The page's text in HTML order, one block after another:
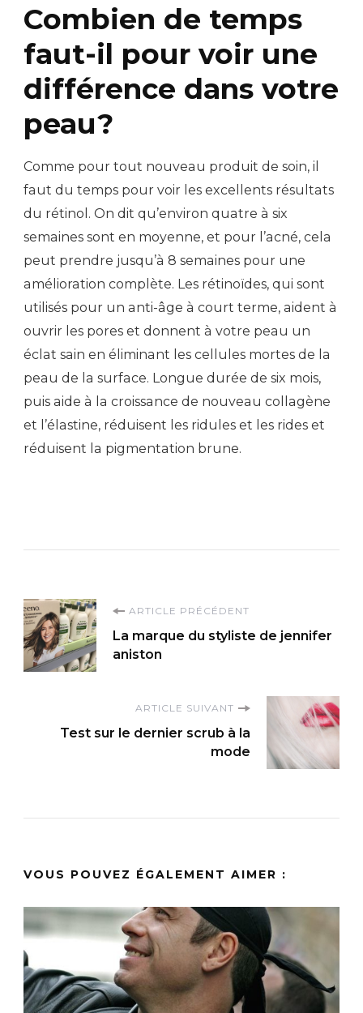
Combien de temps
faut-il pour voir une
différence dans votre
peau?
Comme pour tout nouveau produit de soin, il
faut du temps pour voir les excellents résultats
du rétinol. On dit qu’environ quatre à six
semaines sont en moyenne, et pour l’acné, cela
peut prendre jusqu’à 8 semaines pour une
amélioration complète. Les rétinoïdes, qui sont
utilisés pour un anti-âge à court terme, aident à
ouvrir les pores et donnent à votre peau un
éclat sain en éliminant les cellules mortes de la
peau de la surface. Longue durée de six mois,
puis aide à la croissance de nouveau collagène
et l’élastine, réduisent les ridules et les rides et
réduisent la pigmentation brune.
Navigation
d'article
ARTICLE PRÉCÉDENT
La marque du styliste de jennifer
aniston
ARTICLE SUIVANT
Test sur le dernier scrub à la
mode
VOUS POUVEZ ÉGALEMENT AIMER :